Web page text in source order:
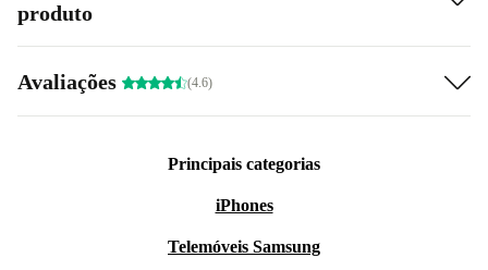
produto
Avaliações (4.6)
Principais categorias
iPhones
Telemóveis Samsung